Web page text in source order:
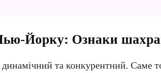
Йорку: Ознаки
та конкурентний. Саме